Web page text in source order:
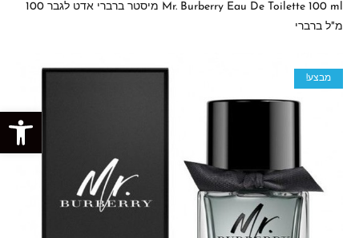
פתח סרגל נגישות
Mr. Burberry Eau De Toilette 100 ml מיסטר ברברי אדט לגבר 100
מ"ל ברברי
מבצע!